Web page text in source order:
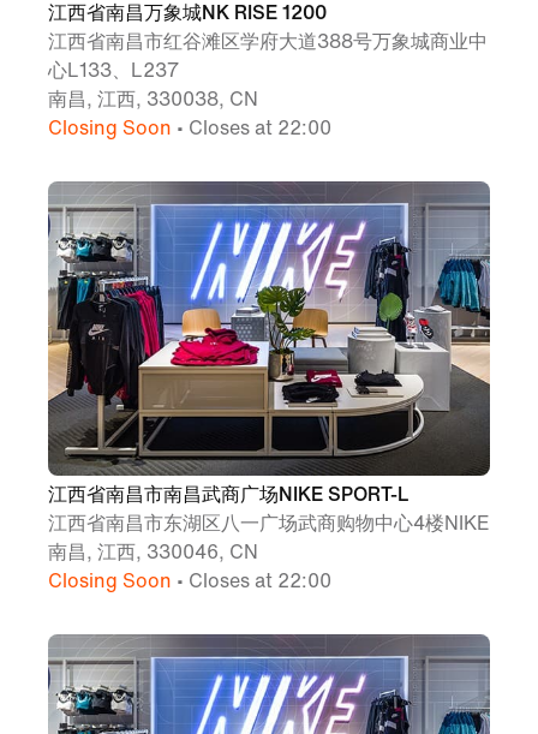
江西省南昌万象城NK RISE 1200
江西省南昌市红谷滩区学府大道388号万象城商业中
心L133、L237
南昌, 江西, 330038, CN
Closing Soon • Closes at 22:00
江西省南昌市南昌武商广场NIKE SPORT-L
江西省南昌市东湖区八一广场武商购物中心4楼NIKE
南昌, 江西, 330046, CN
Closing Soon • Closes at 22:00